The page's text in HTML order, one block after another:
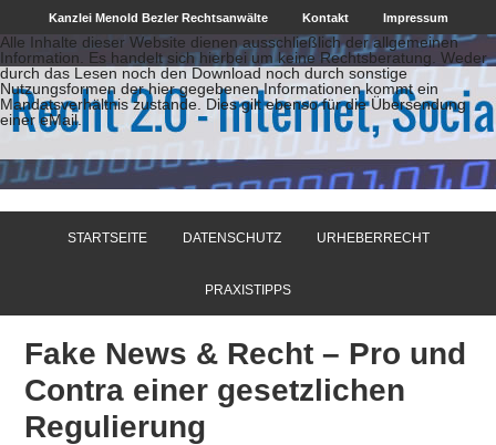
Kanzlei Menold Bezler Rechtsanwälte Kontakt Impressum
Alle Inhalte dieser Website dienen ausschließlich der allgemeinen
Information. Es handelt sich hierbei um keine Rechtsberatung. Weder
durch das Lesen noch den Download noch durch sonstige
Nutzungsformen der hier gegebenen Informationen kommt ein
Mandatsverhältnis zustande. Dies gilt ebenso für die Übersendung
einer eMail.
STARTSEITE DATENSCHUTZ URHEBERRECHT
PRAXISTIPPS
Fake News & Recht – Pro und
Contra einer gesetzlichen
Regulierung